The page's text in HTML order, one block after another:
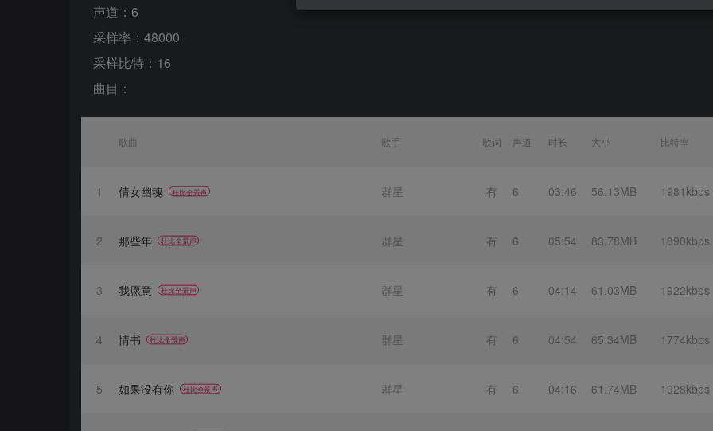
声道：6
采样率：48000
采样比特：16
曲目：
歌曲 歌手 歌词 声道 时长 大小 比特率
1 倩女幽魂 杜比全景声 群星 有 6 03:46 56.13MB 1981kbps
2 那些年 杜比全景声 群星 有 6 05:54 83.78MB 1890kbps
3 我愿意 杜比全景声 群星 有 6 04:14 61.03MB 1922kbps
4 情书 杜比全景声 群星 有 6 04:54 65.34MB 1774kbps
5 如果没有你 杜比全景声 群星 有 6 04:16 61.74MB 1928kbps